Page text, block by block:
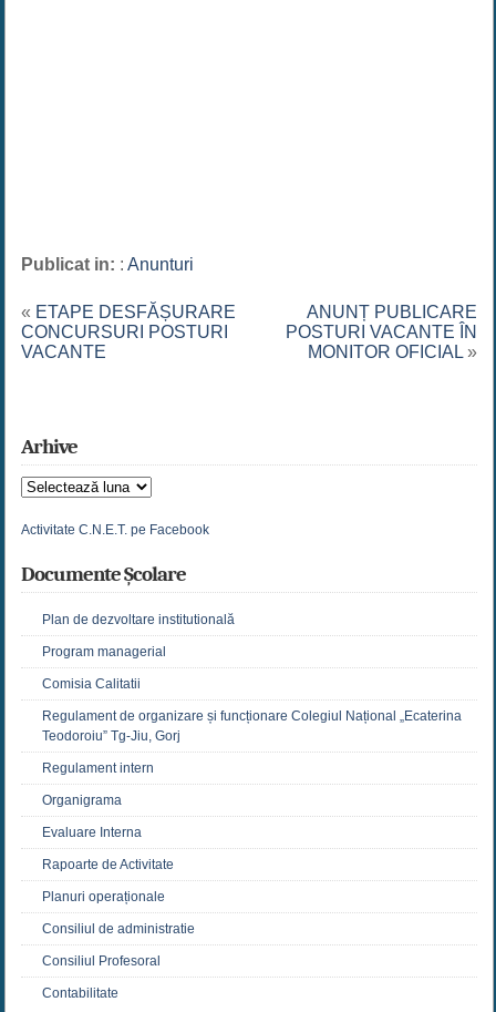
Publicat in: : Anunturi
« ETAPE DESFĂȘURARE
CONCURSURI POSTURI
VACANTE
ANUNȚ PUBLICARE
POSTURI VACANTE ÎN
MONITOR OFICIAL »
Arhive
Arhive
Activitate C.N.E.T. pe Facebook
Documente Școlare
Plan de dezvoltare institutională
Program managerial
Comisia Calitatii
Regulament de organizare și funcționare Colegiul Național „Ecaterina
Teodoroiu” Tg-Jiu, Gorj
Regulament intern
Organigrama
Evaluare Interna
Rapoarte de Activitate
Planuri operaționale
Consiliul de administratie
Consiliul Profesoral
Contabilitate